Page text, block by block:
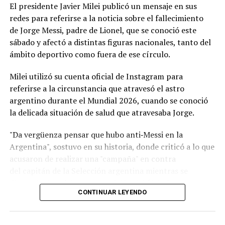
otro lado del charco se posiciona en 25.383 pesos
uruguayos; y en el país trasandino en 555.553 pesos
chilenos.
Remuneración por ocupación
El relevamiento aporta información sobre lossalarios
de referenciaen cada país para distintos roles
laborales:
Operario industrial:
1.500.000 pesos argentinos;
27.000 pesos uruguayos; y 600.000 pesos
chilenos.
argentinos; 35.000 pesos uruguayos; y 590.300
pesos chilenos.
Programador Junior:1.800.000 pesos
El presidente Javier Milei publicó un mensaje en sus
redes para referirse a la noticia sobre el fallecimiento
de Jorge Messi, padre de Lionel, que se conoció este
sábado y afectó a distintas figuras nacionales, tanto del
ámbito deportivo como fuera de ese círculo.
Milei utilizó su cuenta oficial de Instagram para
referirse a la circunstancia que atravesó el astro
argentino durante el Mundial 2026, cuando se conoció
la delicada situación de salud que atravesaba Jorge.
"Da vergüenza pensar que hubo anti‑Messi en la
Argentina", sostuvo en su historia, donde criticó a lo que
acusaron de realizar una "campaña" en contra
disputaba la máxima competición del fútbol.
CONTINUAR LEYENDO